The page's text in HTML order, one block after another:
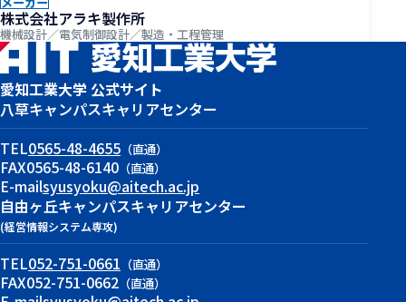
株式会社アラキ製作所
機械設計／電気制御設計／製造・工程管理
愛知工業大学 公式サイト
八草キャンパスキャリアセンター
TEL0565-48-4655 （直通）
FAX0565-48-6140 （直通）
E-mailsyusyoku@aitech.ac.jp
自由ヶ丘キャンパスキャリアセンター
(経営情報システム専攻)
TEL052-751-0661 （直通）
FAX052-751-0662 （直通）